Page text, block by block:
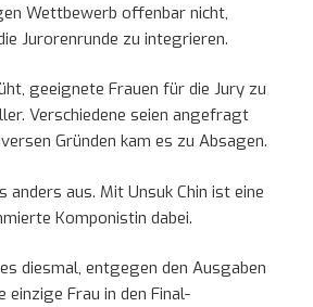
Wettbewerb offenbar nicht,
Jurorenrunde zu integrieren.
geeignete Frauen für die Jury zu
Verschiedene seien angefragt
Gründen kam es zu Absagen.
anders aus. Mit Unsuk Chin ist eine
Komponistin dabei.
diesmal, entgegen den Ausgaben
einzige Frau in den Final-